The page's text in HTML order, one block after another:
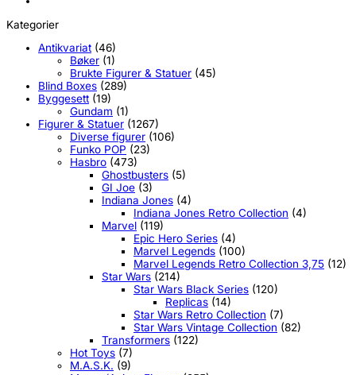
Kategorier
Antikvariat (46)
Bøker (1)
Brukte Figurer & Statuer (45)
Blind Boxes (289)
Byggesett (19)
Gundam (1)
Figurer & Statuer (1267)
Diverse figurer (106)
Funko POP (23)
Hasbro (473)
Ghostbusters (5)
GI Joe (3)
Indiana Jones (4)
Indiana Jones Retro Collection (4)
Marvel (119)
Epic Hero Series (4)
Marvel Legends (100)
Marvel Legends Retro Collection 3,75 (12)
Star Wars (214)
Star Wars Black Series (120)
Replicas (14)
Star Wars Retro Collection (7)
Star Wars Vintage Collection (82)
Transformers (122)
Hot Toys (7)
M.A.S.K. (9)